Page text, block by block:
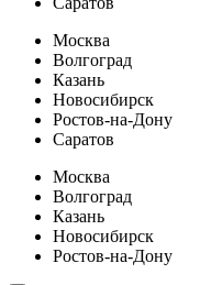
Москва
Волгоград
Казань
Новосибирск
Ростов-на-Дону
Саратов
Москва
Волгоград
Казань
Новосибирск
Ростов-на-Дону